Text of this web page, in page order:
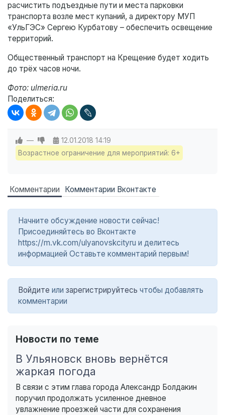
расчистить подъездные пути и места парковки
транспорта возле мест купаний, а директору МУП
«УльГЭС» Сергею Курбатову – обеспечить освещение
территорий.
Общественный транспорт на Крещение будет ходить
до трёх часов ночи.
Фото: ulmeria.ru
Поделиться:
— 12.01.2018 14:19
Возрастное ограничение для мероприятий: 6+
Комментарии Комментарии Вконтакте
Начните обсуждение новости сейчас!
Присоединяйтесь во Вконтакте
https://m.vk.com/ulyanovskcityru и делитесь
информацией Оставьте комментарий первым!
Войдите или зарегистрируйтесь чтобы добавлять
комментарии
Новости по теме
В Ульяновск вновь вернётся
жаркая погода
В связи с этим глава города Александр Болдакин
поручил продолжать усиленное дневное
увлажнение проезжей части для сохранения